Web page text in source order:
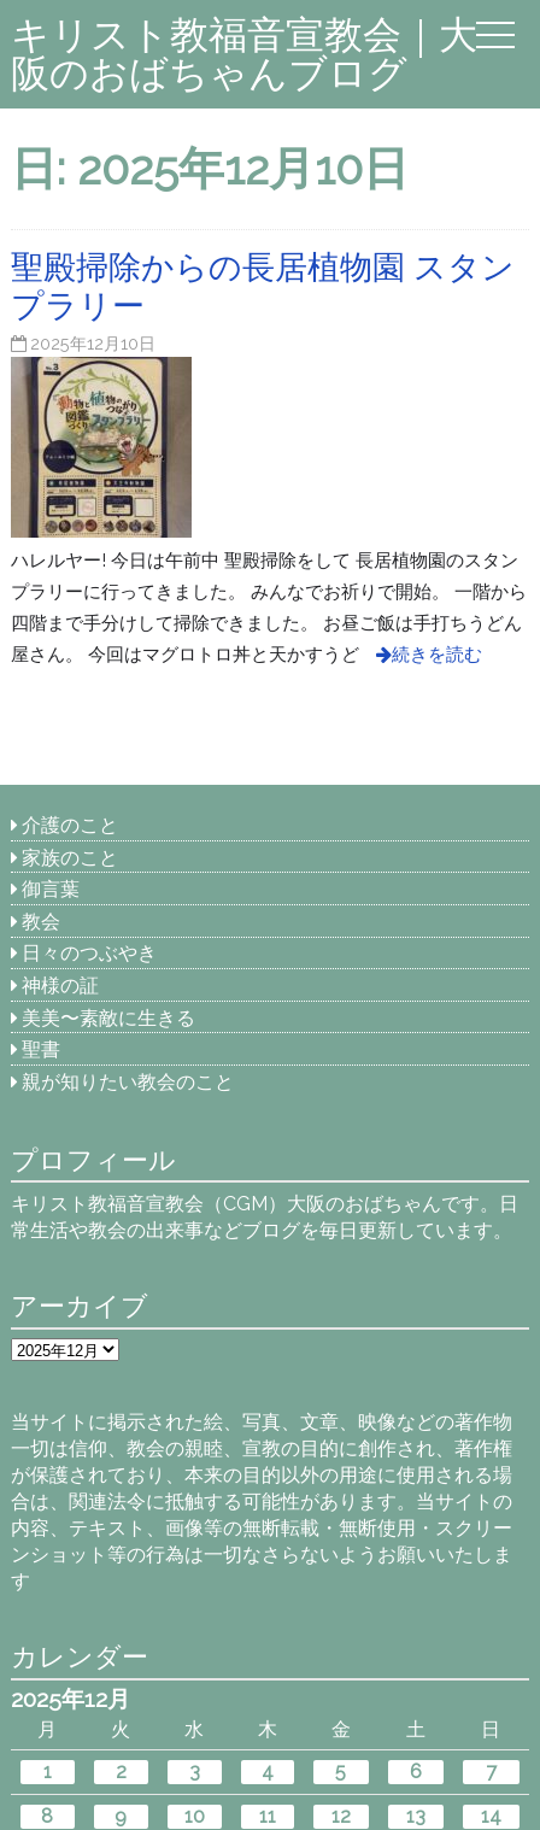
キリスト教福音宣教会｜大
阪のおばちゃんブログ
日: 2025年12月10日
聖殿掃除からの長居植物園 スタン
プラリー
2025年12月10日
ハレルヤー! 今日は午前中 聖殿掃除をして 長居植物園のスタン
プラリーに行ってきました。 みんなでお祈りで開始。 一階から
四階まで手分けして掃除できました。 お昼ご飯は手打ちうどん
屋さん。 今回はマグロトロ丼と天かすうど
続きを読む
介護のこと
家族のこと
御言葉
教会
日々のつぶやき
神様の証
美美〜素敵に生きる
聖書
親が知りたい教会のこと
プロフィール
キリスト教福音宣教会（CGM）大阪のおばちゃんです。日
常生活や教会の出来事などブログを毎日更新しています。
アーカイブ
ア
ー
ブ
当サイトに掲示された絵、写真、文章、映像などの著作物
一切は信仰、教会の親睦、宣教の目的に創作され、著作権
が保護されており、本来の目的以外の用途に使用される場
合は、関連法令に抵触する可能性があります。当サイトの
内容、テキスト、画像等の無断転載・無断使用・スクリー
ンショット等の行為は一切なさらないようお願いいたしま
す
カレンダー
2025年12月
月 火 水 木 金 土
日
1
2 3 4 5 6
7
8
9 10 11 12 13
14